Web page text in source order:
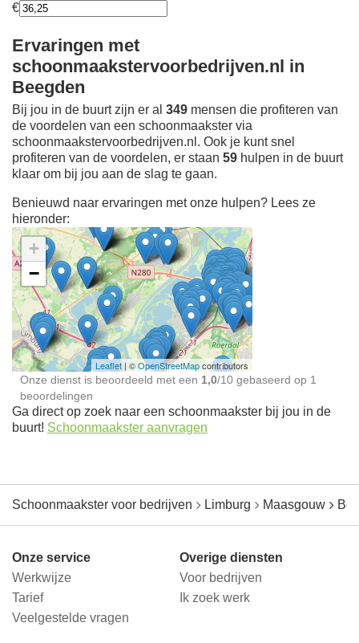
€
Ervaringen met
schoonmaakstervoorbedrijven.nl in
Beegden
Bij jou in de buurt zijn er al 349 mensen die profiteren van
de voordelen van een schoonmaakster via
schoonmaakstervoorbedrijven.nl. Ook je kunt snel
profiteren van de voordelen, er staan 59 hulpen in de buurt
klaar om bij jou aan de slag te gaan.
Benieuwd naar ervaringen met onze hulpen? Lees ze
hieronder:
Ontdek meer ervaringen
Schoonmaakster bij
jou in de buurt
+
−
Leaflet | ©OpenStreetMapcontributors
Onze dienst is beoordeeld met een 1,0/10 gebaseerd op 1
beoordelingen
Ga direct op zoek naar een schoonmaakster bij jou in de
buurt! Schoonmaakster aanvragen
Schoonmaakster voor bedrijven Limburg Maasgouw
Onze service
Werkwijze
Tarief
Veelgestelde vragen
Overige diensten
Voor bedrijven
Ik zoek werk